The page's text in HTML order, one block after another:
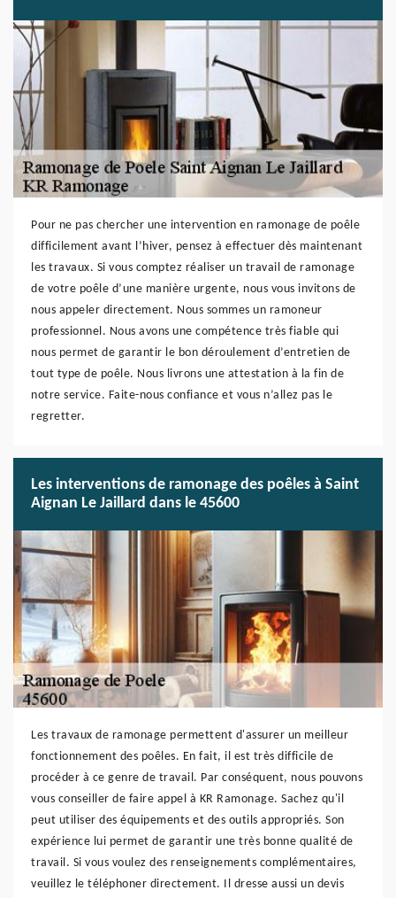
Pour ne pas chercher une intervention en ramonage de poêle
difficilement avant l’hiver, pensez à effectuer dès maintenant
les travaux. Si vous comptez réaliser un travail de ramonage
de votre poêle d’une manière urgente, nous vous invitons de
nous appeler directement. Nous sommes un ramoneur
professionnel. Nous avons une compétence très fiable qui
nous permet de garantir le bon déroulement d’entretien de
tout type de poêle. Nous livrons une attestation à la fin de
notre service. Faite-nous confiance et vous n’allez pas le
regretter.
Les interventions de ramonage des poêles à Saint
Aignan Le Jaillard dans le 45600
Les travaux de ramonage permettent d'assurer un meilleur
fonctionnement des poêles. En fait, il est très difficile de
procéder à ce genre de travail. Par conséquent, nous pouvons
vous conseiller de faire appel à KR Ramonage. Sachez qu'il
peut utiliser des équipements et des outils appropriés. Son
expérience lui permet de garantir une très bonne qualité de
travail. Si vous voulez des renseignements complémentaires,
veuillez le téléphoner directement. Il dresse aussi un devis